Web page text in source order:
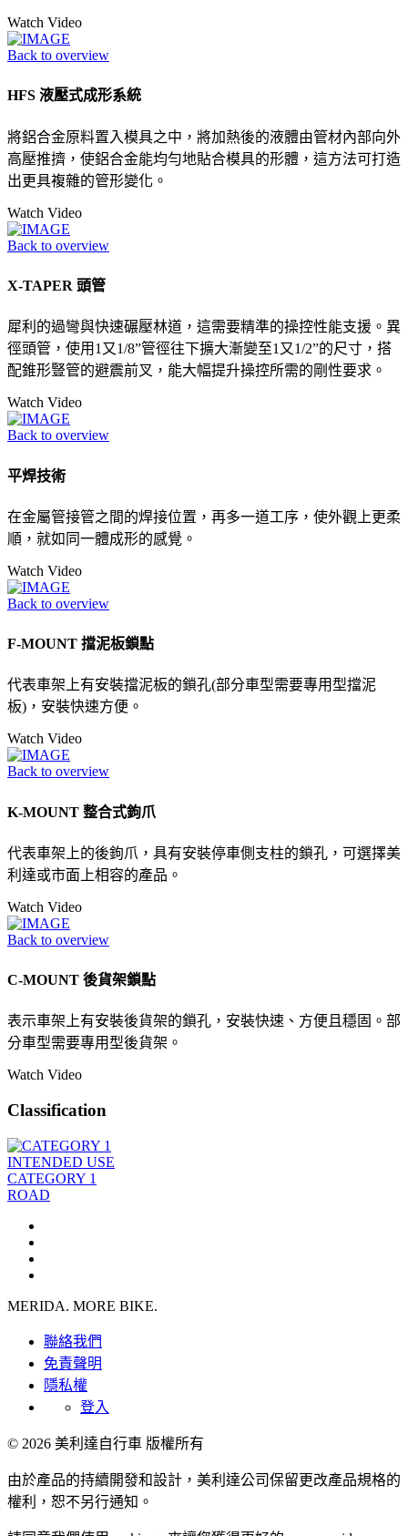
Watch Video
Back to overview
HFS 液壓式成形系統
將鋁合金原料置入模具之中，將加熱後的液體由管材內部向外
高壓推擠，使鋁合金能均勻地貼合模具的形體，這方法可打造
出更具複雜的管形變化。
Watch Video
Back to overview
X-TAPER 頭管
犀利的過彎與快速碾壓林道，這需要精準的操控性能支援。異
徑頭管，使用1又1/8”管徑往下擴大漸變至1又1/2”的尺寸，搭
配錐形豎管的避震前叉，能大幅提升操控所需的剛性要求。
Watch Video
Back to overview
平焊技術
在金屬管接管之間的焊接位置，再多一道工序，使外觀上更柔
順，就如同一體成形的感覺。
Watch Video
Back to overview
F-MOUNT 擋泥板鎖點
代表車架上有安裝擋泥板的鎖孔(部分車型需要專用型擋泥
板)，安裝快速方便。
Watch Video
Back to overview
K-MOUNT 整合式鉤爪
代表車架上的後鉤爪，具有安裝停車側支柱的鎖孔，可選擇美
利達或市面上相容的產品。
Watch Video
Back to overview
C-MOUNT 後貨架鎖點
表示車架上有安裝後貨架的鎖孔，安裝快速、方便且穩固。部
分車型需要專用型後貨架。
Watch Video
Classification
INTENDED USE
CATEGORY 1
ROAD
MERIDA. MORE BIKE.
聯絡我們
免責聲明
隱私權
登入
© 2026 美利達自行車 版權所有
由於產品的持續開發和設計，美利達公司保留更改產品規格的
權利，恕不另行通知。